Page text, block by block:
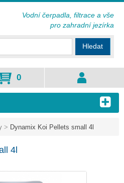
> Dynamix Koi Pellets small 4l
4l
Hledat
0
Vodní čerpadla, filtrace a vše
pro zahradní jezírka